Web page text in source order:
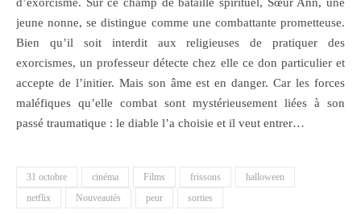
jeune nonne, se distingue comme une combattante prometteuse.
Bien qu’il soit interdit aux religieuses de pratiquer des
exorcismes, un professeur détecte chez elle ce don particulier et
accepte de l’initier. Mais son âme est en danger. Car les forces
maléfiques qu’elle combat sont mystérieusement liées à son
passé traumatique : le diable l’a choisie et il veut entrer…
31 octobre cinéma Films frissons
halloween
netflix
Nouveautés peur sorties